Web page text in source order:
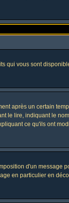
qui vous sont
après un certain
le lire, indiquant le
ce qu'ils ont
d'un message
en particulier en